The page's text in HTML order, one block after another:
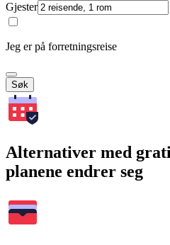
Gjester
Jeg er på forretningsreise
Søk
Alternativer med
planene endrer seg